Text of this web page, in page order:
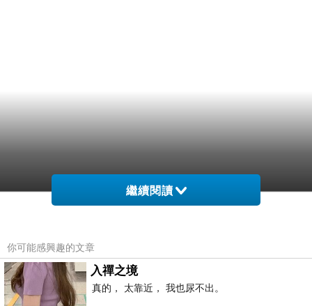
繼續閱讀
你可能感興趣的文章
入禪之境
真的， 太靠近， 我也尿不出。